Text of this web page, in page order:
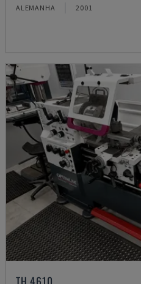
ALEMANHA 2001